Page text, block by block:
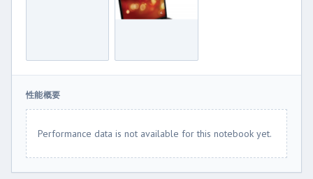
性能概要
Performance data is not available for this notebook yet.